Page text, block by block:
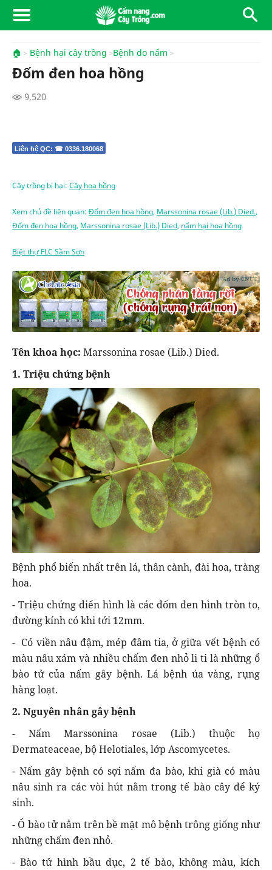
🏠 Bệnh hại cây trồng Bệnh do nấm
Đốm đen hoa hồng
9,520
Liên hệ QC: ☎ 0336.180068
Cây trồng bị hại: Cây hoa hồng
Xem chủ đề liên quan: Đốm đen hoa hồng, Marssonina rosae (Lib.) Died.,
Đốm đen hoa hồng, Marssonina rosae (Lib.) Died, nấm hại hoa hồng
Biệt thự FLC Sầm Sơn
Ad by CNCT
Tên khoa học: Marssonina rosae (Lib.) Died.
1. Triệu chứng bệnh
Bệnh phổ biến nhất trên lá, thân cành, đài hoa, tràng
hoa.
- Triệu chứng điển hình là các đốm đen hình tròn to,
đường kính có khi tới 12mm.
- Có viền nâu đậm, mép đâm tia, ở giữa vết bệnh có
màu nâu xám và nhiều chấm đen nhỏ li ti là những ổ
bào tử của nấm gây bệnh. Lá bệnh úa vàng, rụng
hàng loạt.
2. Nguyên nhân gây bệnh
- Nấm Marssonina rosae (Lib.) thuộc họ
Dermateaceae, bộ Helotiales, lớp Ascomycetes.
- Nấm gây bệnh có sợi nấm đa bào, khi già có màu
nâu sinh ra các vòi hút nằm trong tế bào cây để ký
sinh.
- Ổ bào tử nằm trên bề mặt mô bệnh trông giống như
những chấm đen nhỏ.
- Bào tử hình bầu dục, 2 tế bào, không màu, kích